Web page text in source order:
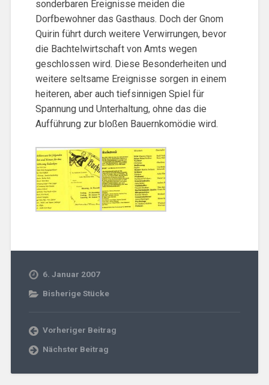
sonderbaren Ereignisse meiden die
Dorfbewohner das Gasthaus. Doch der Gnom
Quirin führt durch weitere Verwirrungen, bevor
die Bachtelwirtschaft von Amts wegen
geschlossen wird. Diese Besonderheiten und
weitere seltsame Ereignisse sorgen in einem
heiteren, aber auch tiefsinnigen Spiel für
Spannung und Unterhaltung, ohne das die
Aufführung zur bloßen Bauernkomödie wird.
6. Januar 2007
Bisherige Stücke
Vorheriger Beitrag
Nächster Beitrag